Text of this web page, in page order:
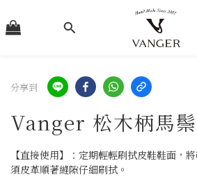
分享到
Vanger 松木柄馬
【直接使用】：定期輕輕刷拭皮鞋鞋面，
須皮革順著縫隙仔細刷拭。